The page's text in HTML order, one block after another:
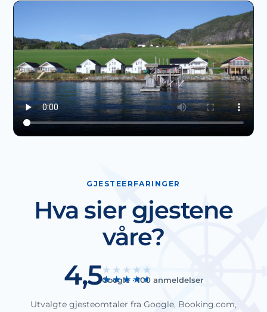
GJESTEERFARINGER
Hva sier gjestene
våre?
4,5Google · 100 anmeldelser
Utvalgte gjesteomtaler fra Google, Booking.com,